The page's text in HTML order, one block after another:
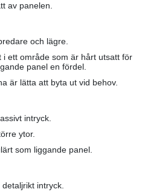
av panelen.
och lägre.
i ett område som är hårt utsatt för
panel en fördel.
är lätta att byta ut vid behov.
intryck.
ytor.
som liggande panel.
intryck.